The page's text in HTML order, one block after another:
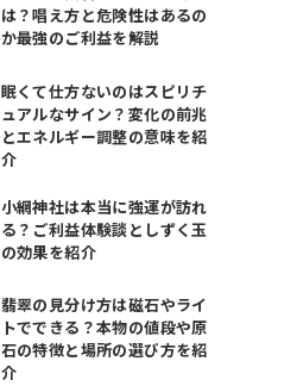
は？唱え方と危険性はあるの
か最強のご利益を解説
眠くて仕方ないのはスピリチ
ュアルなサイン？変化の前兆
とエネルギー調整の意味を紹
介
小網神社は本当に強運が訪れ
る？ご利益体験談としずく玉
の効果を紹介
翡翠の見分け方は磁石やライ
トでできる？本物の値段や原
石の特徴と場所の選び方を紹
介